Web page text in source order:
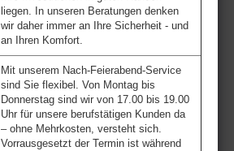
liegen. In unseren Beratungen denken
wir daher immer an Ihre Sicherheit - und
an Ihren Komfort.
Mit unserem Nach-Feierabend-Service
sind Sie flexibel. Von Montag bis
Donnerstag sind wir von 17.00 bis 19.00
Uhr für unsere berufstätigen Kunden da
– ohne Mehrkosten, versteht sich.
Vorrausgesetzt der Termin ist während